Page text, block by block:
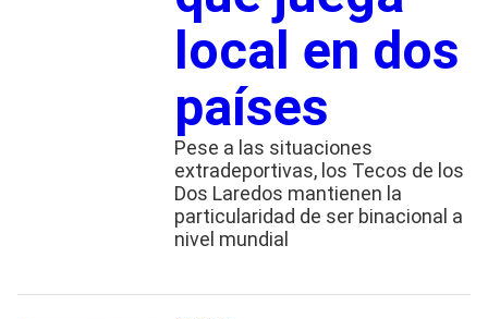
local en dos
países
Pese a las situaciones
extradeportivas, los Tecos de los
Dos Laredos mantienen la
particularidad de ser binacional a
nivel mundial